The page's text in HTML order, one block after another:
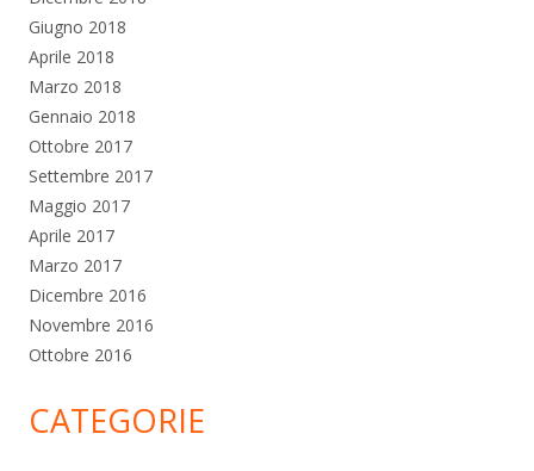
Giugno 2018
Aprile 2018
Marzo 2018
Gennaio 2018
Ottobre 2017
Settembre 2017
Maggio 2017
Aprile 2017
Marzo 2017
Dicembre 2016
Novembre 2016
Ottobre 2016
CATEGORIE